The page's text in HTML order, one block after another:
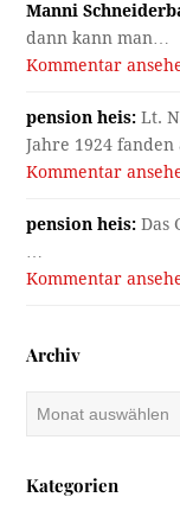
Manni
dann kann man…
Kommentar
pension heis: Lt.
Jahre 1924 fanden
Kommentar
pension heis: Das
Kommentar
Archiv
Kategorien